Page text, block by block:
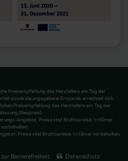
Preisempfehlung des Herstellers am Tag der
sowie die angegebene Ersparnis errechnet sich
Preisempfehlung des Herstellers am Tag der
(Neupreis).
Angebot. Preise sind Bruttopreise. Irrtümer
vorbehalten.
Preise sind Bruttopreise. Irrtümer vorbehalten.
Barrierefreiheit
Datenschutz